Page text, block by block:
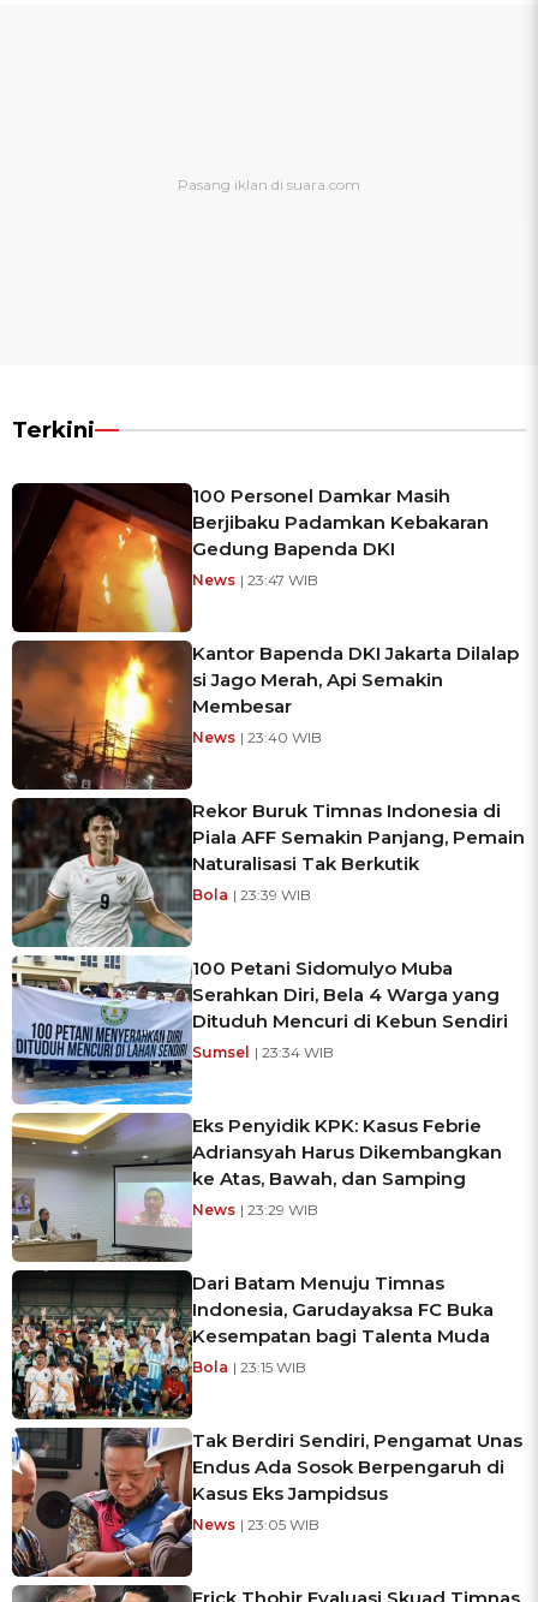
Terkini
100 Personel Damkar Masih
Berjibaku Padamkan Kebakaran
Gedung Bapenda DKI
News | 23:47 WIB
Kantor Bapenda DKI Jakarta Dilalap
si Jago Merah, Api Semakin
Membesar
News | 23:40 WIB
Rekor Buruk Timnas Indonesia di
Piala AFF Semakin Panjang, Pemain
Naturalisasi Tak Berkutik
Bola | 23:39 WIB
100 Petani Sidomulyo Muba
Serahkan Diri, Bela 4 Warga yang
Dituduh Mencuri di Kebun Sendiri
Sumsel | 23:34 WIB
Eks Penyidik KPK: Kasus Febrie
Adriansyah Harus Dikembangkan
ke Atas, Bawah, dan Samping
News | 23:29 WIB
Dari Batam Menuju Timnas
Indonesia, Garudayaksa FC Buka
Kesempatan bagi Talenta Muda
Bola | 23:15 WIB
Tak Berdiri Sendiri, Pengamat Unas
Endus Ada Sosok Berpengaruh di
Kasus Eks Jampidsus
News | 23:05 WIB